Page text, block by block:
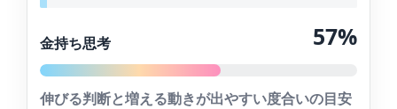
金持ち思考 57%
伸びる判断と増える動きが出やすい度合いの目安